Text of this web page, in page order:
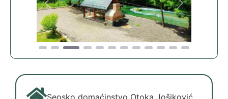
Previous Next
Seosko domaćinstvo Otoka Jošiković